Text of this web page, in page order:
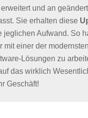
und an
Sie erhalten diese
jeglichen Aufwand. So
mit einer der
Lösungen zu
das wirklich
Geschäft!